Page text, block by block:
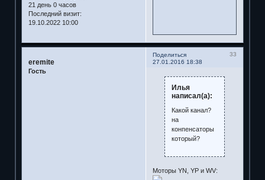
21 день 0 часов
Последний визит:
19.10.2022 10:00
Поделиться
33
27.01.2016 18:38
eremite
Гость
Илья
написал(а):
Какой канал?
на
конпенсаторы
который?
Моторы YN, YP и WV: